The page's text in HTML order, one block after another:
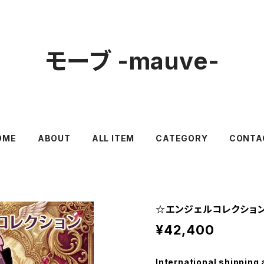
モーブ -mauve-
ABOUT ALL ITEM CATEGORY
☆エンジェルコレクショ
¥42,400
International shipping